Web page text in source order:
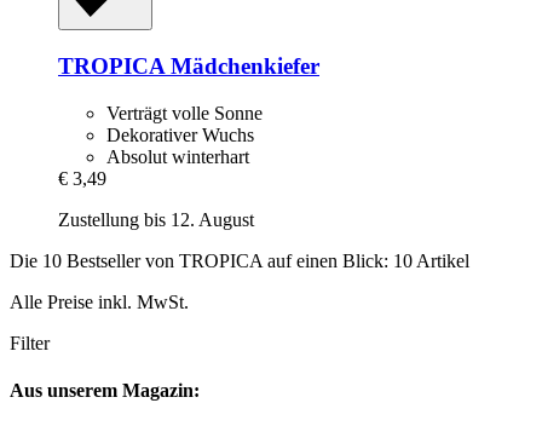
TROPICA Mädchenkiefer
Verträgt volle Sonne
Dekorativer Wuchs
Absolut winterhart
€ 3,49
Zustellung bis 12. August
Die 10 Bestseller von TROPICA auf einen Blick: 10 Artikel
Alle Preise inkl. MwSt.
Filter
Aus unserem Magazin: